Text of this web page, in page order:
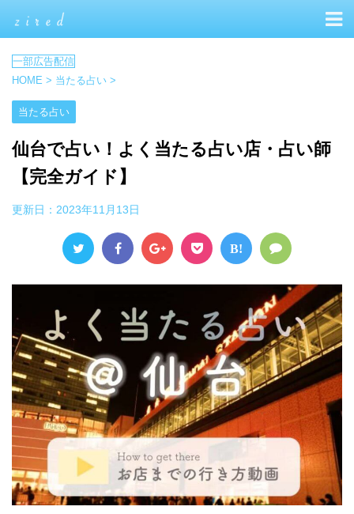
HOME > 当たる占い >
当たる占い
仙台で占い！よく当たる占い店・占い師
【完全ガイド】
更新日： 2023年11月13日
B!